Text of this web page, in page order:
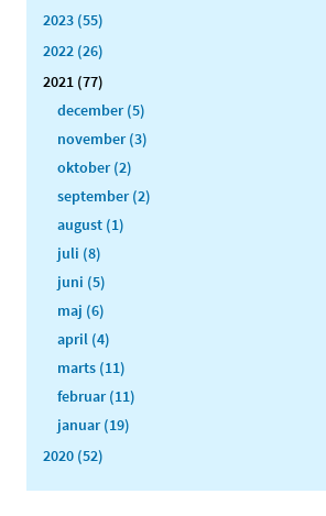
2023 (55)
2022 (26)
2021 (77)
december (5)
november (3)
oktober (2)
september (2)
august (1)
juli (8)
juni (5)
maj (6)
april (4)
marts (11)
februar (11)
januar (19)
2020 (52)